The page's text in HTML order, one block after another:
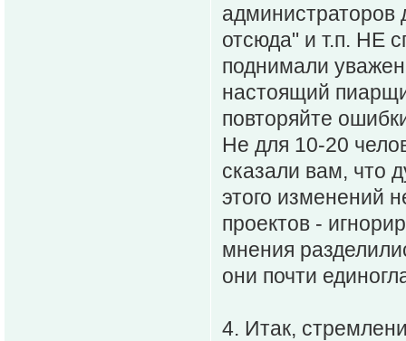
администраторов
отсюда" и т.п. НЕ
поднимали
настоящий
повторяйте
Не для 10-20
сказали вам, что
этого изменений
проектов -
мнения
они почти
4. Итак,